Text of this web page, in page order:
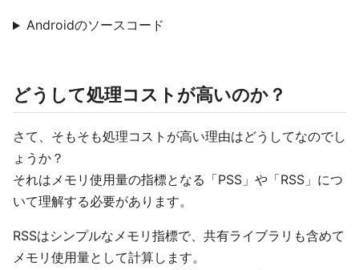
Androidのソースコード
どうして処理コストが高いのか？
さて、そもそも処理コストが高い理由はどうしてなのでし
ょうか？
それはメモリ使用量の指標となる「PSS」や「RSS」につ
いて理解する必要があります。
RSSはシンプルなメモリ指標で、共有ライブラリも含めて
メモリ使用量として計算します。